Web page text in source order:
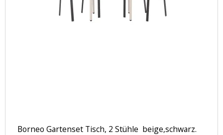
Borneo Gartenset Tisch, 2 Stühle beige,schwarz.